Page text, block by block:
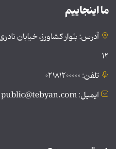
ما اینجاییم
آدرس: بلوار کشاورز، خیابان
۱۲
تلفن: ۰۲۱۸۱۲۰۰۰۰۰
ایمیل: public@tebyan.com